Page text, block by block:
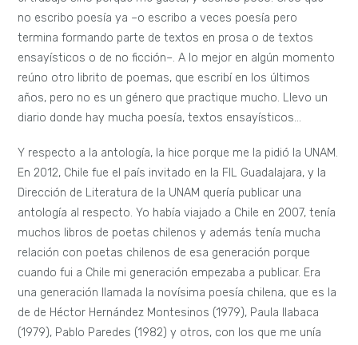
no escribo poesía ya –o escribo a veces poesía pero
termina formando parte de textos en prosa o de textos
ensayísticos o de no ficción–. A lo mejor en algún momento
reúno otro librito de poemas, que escribí en los últimos
años, pero no es un género que practique mucho. Llevo un
diario donde hay mucha poesía, textos ensayísticos…
Y respecto a la antología, la hice porque me la pidió la UNAM.
En 2012, Chile fue el país invitado en la FIL Guadalajara, y la
Dirección de Literatura de la UNAM quería publicar una
antología al respecto. Yo había viajado a Chile en 2007, tenía
muchos libros de poetas chilenos y además tenía mucha
relación con poetas chilenos de esa generación porque
cuando fui a Chile mi generación empezaba a publicar. Era
una generación llamada la novísima poesía chilena, que es la
de de Héctor Hernández Montesinos (1979), Paula Ilabaca
(1979), Pablo Paredes (1982) y otros, con los que me unía